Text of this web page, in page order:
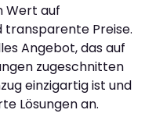
Wert auf
Preise.
Angebot, das auf
zugeschnitten
einzigartig ist und
Lösungen an.